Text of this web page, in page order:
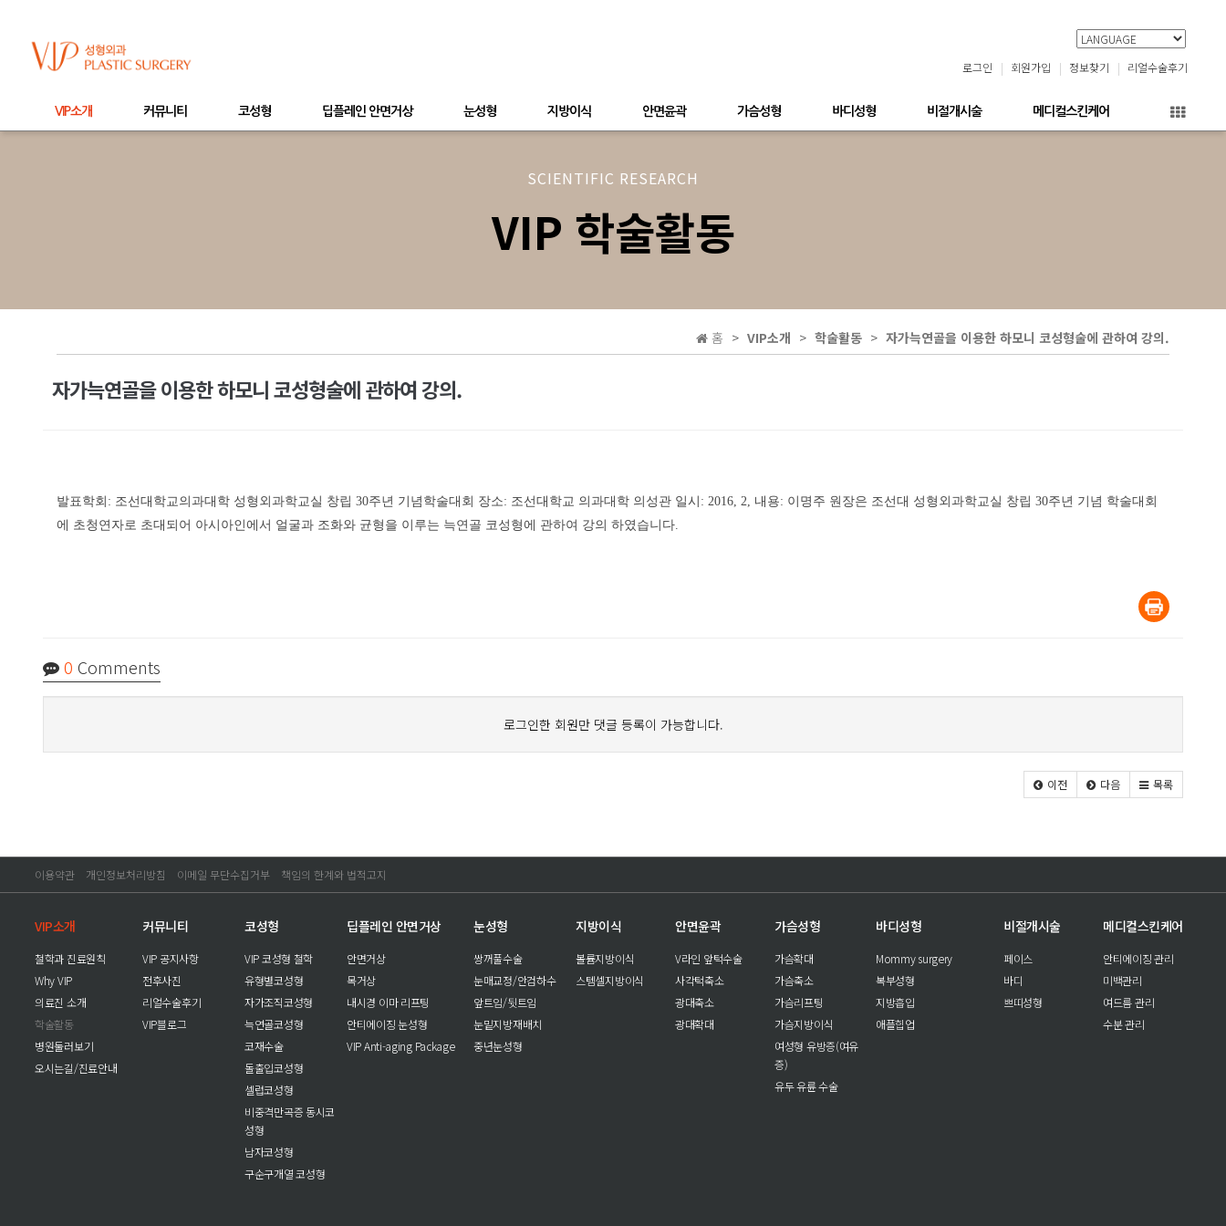
로그인 회원가입 정보찾기 리얼수술후기
VIP소개 커뮤니티 코성형 딥플레인 안면거상 눈성형 지방이식 안면윤곽 가슴성형 바디성형 비절개시술 메디컬스킨케어
SCIENTIFIC RESEARCH
VIP 학술활동
홈 VIP소개 학술활동 자가늑연골을 이용한 하모니 코성형술에 관하여 강의.
자가늑연골을 이용한 하모니 코성형술에 관하여 강의.
발표학회: 조선대학교의과대학 성형외과학교실 창립 30주년 기념학술대회 장소: 조선대학교 의과대학 의성관 일시: 2016, 2, 내용: 이명주 원장은 조선대 성형외과학교실 창립 30주년 기념 학술대회
에 초청연자로 초대되어 아시아인에서 얼굴과 조화와 균형을 이루는 늑연골 코성형에 관하여 강의 하였습니다.
0 Comments
로그인한 회원만 댓글 등록이 가능합니다.
이전 다음 목록
이용약관 개인정보처리방침 이메일 무단수집거부 책임의 한계와 법적고지
VIP소개
철학과 진료원칙
Why VIP
의료진 소개
학술활동
병원둘러보기
오시는길/진료안내
커뮤니티
VIP 공지사항
전후사진
리얼수술후기
VIP블로그
코성형
VIP 코성형 철학
유형별코성형
자가조직코성형
늑연골코성형
코재수술
돌출입코성형
셀럽코성형
비중격만곡증 동시코
성형
남자코성형
구순구개열 코성형
딥플레인 안면거상
안면거상
목거상
내시경 이마 리프팅
안티에이징 눈성형
VIP Anti-aging Package
눈성형
쌍꺼풀수술
눈매교정/안검하수
앞트임/뒷트임
눈밑지방재배치
중년눈성형
지방이식
볼륨지방이식
스템셀지방이식
안면윤곽
V라인 앞턱수술
사각턱축소
광대축소
광대확대
가슴성형
가슴확대
가슴축소
가슴리프팅
가슴지방이식
여성형 유방증(여유
증)
유두 유륜 수술
바디성형
Mommy surgery
복부성형
지방흡입
애플힙업
비절개시술
페이스
바디
쁘띠성형
메디컬스킨케어
안티에이징 관리
미백관리
여드름 관리
수분 관리